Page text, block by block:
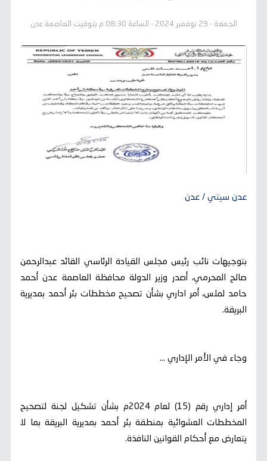
الجمعة - 29 نوفمبر 2024 - الساعة 08:30 م بتوقيت العاصمة عدن
عدن سيتي / عدن
بتوجيهات نائب رئيس مجلس القيادة الرئاسي القائد عبدالرحمن
صالح المحرمي، أصدر وزير الدولة محافظة العاصمة عدن أحمد
حامد لملس، أمر اداري بشأن تصحيح مخططات بئر أحمد بمديرية
البريقة.
وجاء في الأمر الإداري ...
أمر إداري رقم (15) لعام 2024م بشأن تشكيل لجنة لتصحيح
المخططات العشوائية بمنطقة بئر أحمد بمديرية البريقة بما لا
يتعارض مع أحكام القوانين النافذة.